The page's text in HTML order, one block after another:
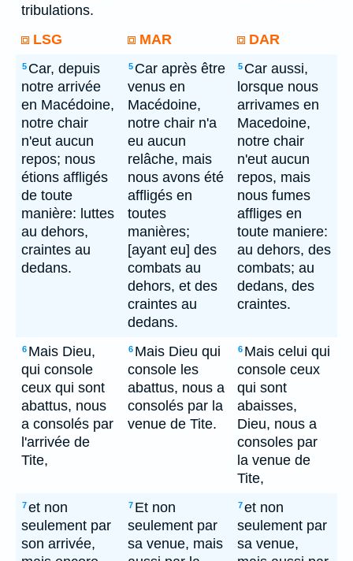
tribulations.
LSG MAR DAR
5 Car, depuis
notre arrivée
en Macédoine,
notre chair
n'eut aucun
repos; nous
étions affligés
de toute
manière: luttes
au dehors,
craintes au
dedans.
5 Car après être
venus en
Macédoine,
notre chair n'a
eu aucun
relâche, mais
nous avons été
affligés en
toutes
manières;
[ayant eu] des
combats au
dehors, et des
craintes au
dedans.
5 Car aussi,
lorsque nous
arrivames en
Macedoine,
notre chair
n'eut aucun
repos, mais
nous fumes
affliges en
toute maniere:
au dehors, des
combats; au
dedans, des
craintes.
6 Mais Dieu,
qui console
ceux qui sont
abattus, nous
a consolés par
l'arrivée de
Tite,
6 Mais Dieu qui
console les
abattus, nous a
consolés par la
venue de Tite.
6 Mais celui qui
console ceux
qui sont
abaisses,
Dieu, nous a
consoles par
la venue de
Tite,
7et non
seulement par
son arrivée,
7 Et non
seulement par
sa venue, mais
7et non
seulement par
sa venue,